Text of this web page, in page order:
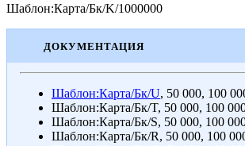
Шаблон:Карта/Бк/K/1000000
ДОКУМЕНТАЦИЯ
Шаблон:Карта/Бк/U, 50 000, 100
Шаблон:Карта/Бк/T, 50 000, 100
Шаблон:Карта/Бк/S, 50 000, 100
Шаблон:Карта/Бк/R, 50 000, 100